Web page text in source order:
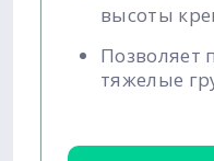
высоты
Позволяет
тяжелые